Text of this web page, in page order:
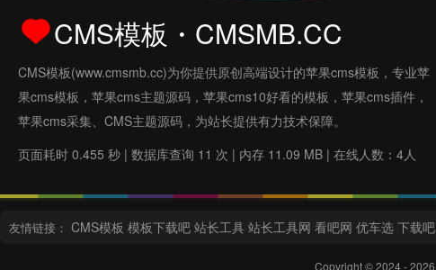
CMS模板・CMSMB.CC
CMS模板(www.cmsmb.cc)为你提供原创高端设计的苹果cms模板，专业苹
果cms模板，苹果cms主题源码，苹果cms10好看的模板，苹果cms插件，
苹果cms采集、CMS主题源码，为站长提供有力技术保障。
页面耗时 0.455 秒 | 数据库查询 11 次 | 内存 11.09 MB | 在线人数：4人
友情链接： CMS模板 模板下载吧 站长工具 站长工具网 看吧网 优车选 下载吧
Copyright © 2024 - 2026